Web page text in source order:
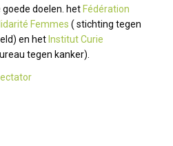
doelen. het Fédération
Femmes ( stichting tegen
en het Institut Curie
tegen kanker).